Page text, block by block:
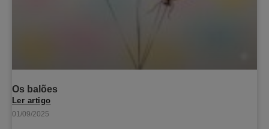
Os balões
Ler artigo
01/09/2025